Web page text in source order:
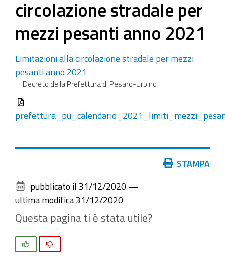
circolazione stradale per
mezzi pesanti anno 2021
Limitazioni alla circolazione stradale per mezzi
pesanti anno 2021
Decreto della Prefettura di Pesaro-Urbino
documento
STAMPA
pubblicato il 31/12/2020 —
ultima modifica 31/12/2020
Questa pagina ti è stata utile?